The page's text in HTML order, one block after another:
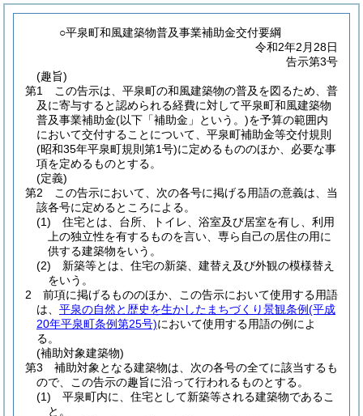
○平泉町和風建築物普及事業補助金交付要綱
令和2年2月28日
告示第3号
(趣旨)
第1 この告示は、平泉町の和風建築物の普及を図るため、普
及に寄与すると認められる経費に対して平泉町和風建築物
普及事業補助金(以下「補助金」という。)を予算の範囲内
において交付することについて、平泉町補助金等交付規則
(昭和35年平泉町規則第1号)に定めるもののほか、必要な事
項を定めるものとする。
(定義)
第2 この告示において、次の各号に掲げる用語の意義は、当
該各号に定めるところによる。
(1) 住宅とは、台所、トイレ、浴室及び居室を有し、利用
上の独立性を有するものを言い、専ら自己の居住の用に
供する建築物をいう。
(2) 新築等とは、住宅の新築、建替え及び外観の模様替え
をいう。
2 前項に掲げるもののほか、この告示において使用する用語
は、 平泉の自然と歴史を生かしたまちづくり景観条例(平成
20年平泉町条例第25号)において使用する用語の例によ
る。
(補助対象建築物)
第3 補助対象となる建築物は、次の各号の全てに該当するも
ので、この告示の趣旨に沿って行われるものとする。
(1) 平泉町内に、住宅として新築等される建築物であるこ
と。